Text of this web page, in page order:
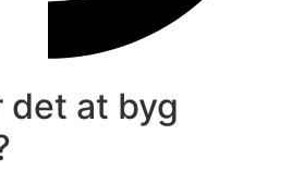
det at byg